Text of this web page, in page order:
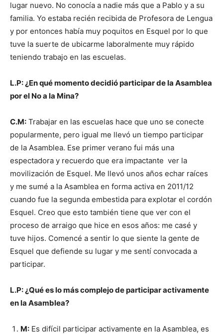
lugar nuevo. No conocía a nadie más que a Pablo y a su
familia. Yo estaba recién recibida de Profesora de Lengua
y por entonces había muy poquitos en Esquel por lo que
tuve la suerte de ubicarme laboralmente muy rápido
teniendo trabajo en las escuelas.
L.P: ¿En qué momento decidió participar de la Asamblea
por el No a la Mina?
C.M: Trabajar en las escuelas hace que uno se conecte
popularmente, pero igual me llevó un tiempo participar
de la Asamblea. Ese primer verano fui más una
espectadora y recuerdo que era impactante ver la
movilización de Esquel. Me llevó unos años echar raíces
y me sumé a la Asamblea en forma activa en 2011/12
cuando fue la segunda embestida para explotar el cordón
Esquel. Creo que esto también tiene que ver con el
proceso de arraigo que hice en esos años: me casé y
tuve hijos. Comencé a sentir lo que siente la gente de
Esquel que defiende su lugar y me sentí convocada a
participar.
L.P: ¿Qué es lo más complejo de participar activamente
en la Asamblea?
M: Es difícil participar activamente en la Asamblea, es